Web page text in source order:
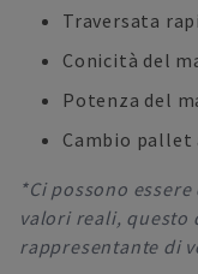
Traversata
Conicità del
Potenza del
Cambio
*Ci possono
valori reali, questo
rappresentante di